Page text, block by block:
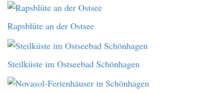
Rapsblüte an der Ostsee
Steilküste im Ostseebad Schönhagen